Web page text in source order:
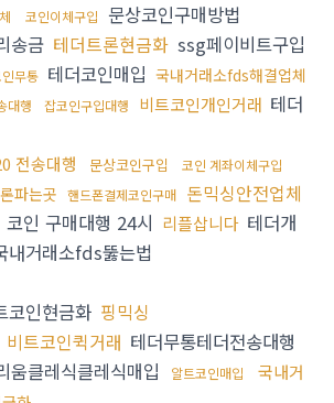
코인이체구입 문상코인구매방법
송금 테더트론현금화 ssg페이비트구입
무통 테더코인매입 국내거래소fds해결업체
대행 잡코인구입대행 비트코인개인거래 테더
전송대행 문상코인구입 코인 계좌이체구입
파는곳 핸드폰결제코인구매 돈믹싱안전업체
코인 구매대행 24시 리플삽니다 테더개
내거래소fds뚫는법
코인현금화 핑믹싱
비트코인퀵거래 테더무통테더전송대행
움클레식클레식매입 알트코인매입
국내거